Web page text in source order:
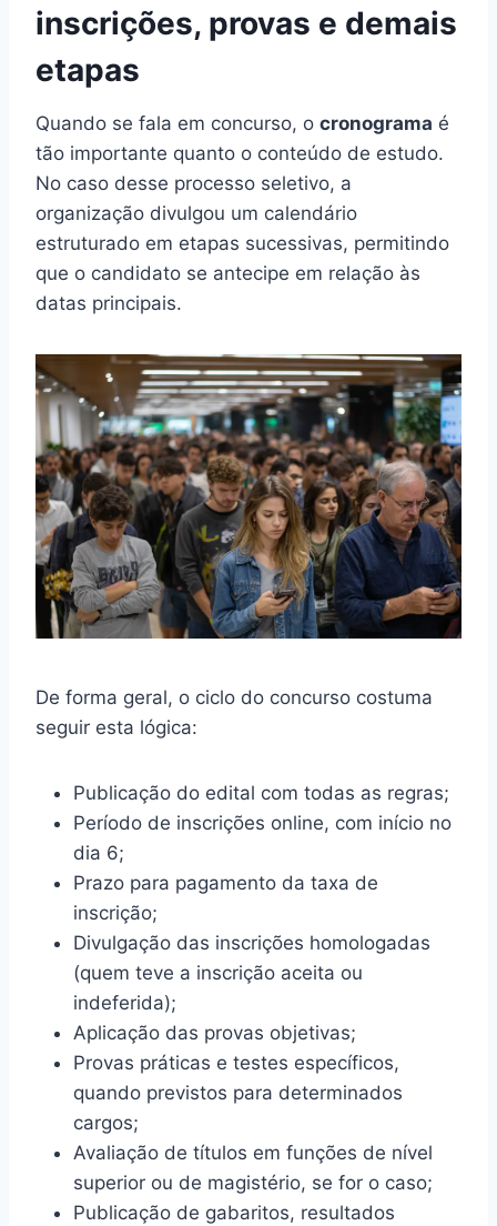
inscrições, provas e demais
etapas
Quando se fala em concurso, o cronograma é
tão importante quanto o conteúdo de estudo.
No caso desse processo seletivo, a
organização divulgou um calendário
estruturado em etapas sucessivas, permitindo
que o candidato se antecipe em relação às
datas principais.
De forma geral, o ciclo do concurso costuma
seguir esta lógica:
Publicação do edital com todas as regras;
Período de inscrições online, com início no
dia 6;
Prazo para pagamento da taxa de
inscrição;
Divulgação das inscrições homologadas
(quem teve a inscrição aceita ou
indeferida);
Aplicação das provas objetivas;
Provas práticas e testes específicos,
quando previstos para determinados
cargos;
Avaliação de títulos em funções de nível
superior ou de magistério, se for o caso;
Publicação de gabaritos, resultados